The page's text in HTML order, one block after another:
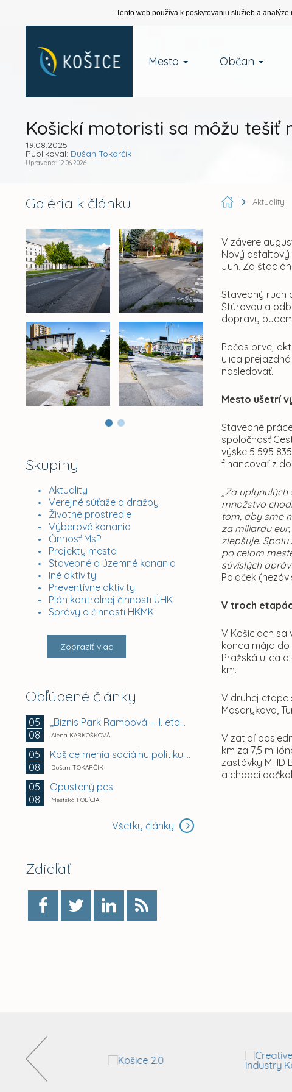
Tento web používa k poskytovaniu služieb a
Mesto Občan
Košickí motoristi sa môžu
19.08.2025
Publikoval: Dušan Tokarčík
Upravené: 12.06.2026
Galéria k článku
Skupiny
Aktuality
Verejné súťaže a dražby
Životné prostredie
Výberové konania
Činnosť MsP
Projekty mesta
Stavebné a územné konania
Iné aktivity
Preventívne aktivity
Plán kontrolnej činnosti ÚHK
Správy o činnosti HKMK
Zobraziť viac
Obľúbené články
05
08
,,Biznis Park Rampová – II. etapa, Rampová ul.,...
Alena KARKOŠKOVÁ
05
08
Košice menia sociálnu politiku: chránia mestské byty...
Dušan TOKARČÍK
05
08
Opustený pes
Mestská POLÍCIA
Všetky články
Zdieľať
Aktuality
V závere
Nový asfaltový
Juh, Za
Stavebný ruch
Štúrovou a
dopravy
Počas prvej
ulica
nasledovať.
Mesto ušetrí
Stavebné
spoločnosť
výške 5 595
financovať z
„Za
množstvo
tom, aby sme
za miliardu
zlepšuje.
po celom
súvislých
Polaček
V troch
V Košiciach sa
konca mája do
Pražská ulica
km.
V druhej etape
Masarykova,
V zatiaľ
km za 7,5
zastávky MHD
a chodci